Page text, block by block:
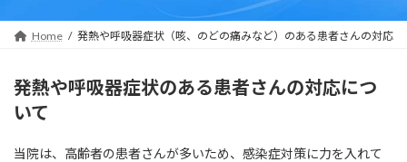
Home 発熱や呼吸器症状（咳、のどの痛みなど）のある患者さんの対応
発熱や呼吸器症状のある患者さんの対応につ
いて
当院は、高齢者の患者さんが多いため、感染症対策に力を入れて